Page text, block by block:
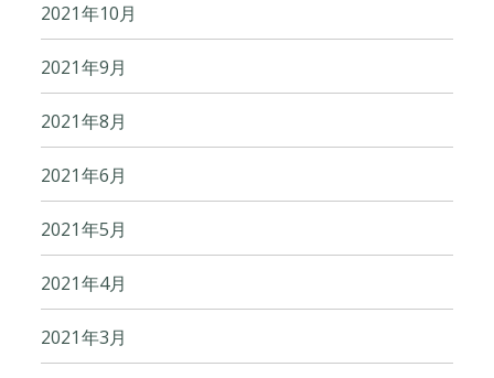
2021年10月
2021年9月
2021年8月
2021年6月
2021年5月
2021年4月
2021年3月